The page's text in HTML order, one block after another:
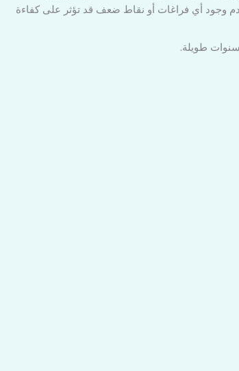
وجود أي فراغات أو نقاط ضعف قد تؤثر على كفاءة
طويلة.